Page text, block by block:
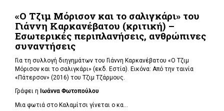
«Ο Τζιμ Μόρισον και το σαλιγκάρι» του
Γιάννη Καρκανέβατου (κριτική) –
Εσωτερικές περιπλανήσεις, ανθρώπινες
συναντήσεις
Για τη συλλογή διηγημάτων του Γιάννη Καρκανέβατου «Ο Τζιμ
Μόρισον και το σαλιγκάρι» (εκδ. Εστία). Εικόνα: Από την ταινία
«Πάτερσον» (2016) του Τζιμ Τζάρμους.
Γράφει η Ιωάννα Φωτοπούλου
Μια φωτιά στο Καλαμίτσι γίνεται ο κα...